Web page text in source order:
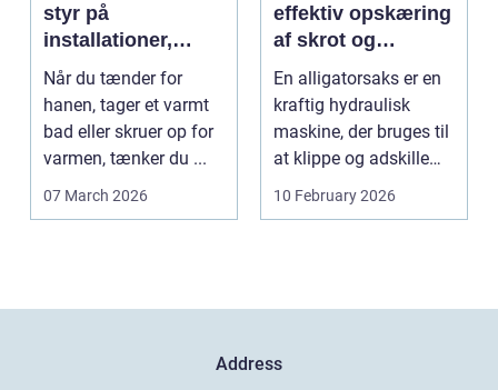
styr på
installationer,
komfort og
energiforbrug
Når du tænder for
hanen, tager et varmt
bad eller skruer op for
varmen, tænker du ...
07 March 2026
effektiv opskæring
af skrot og
metaller
En alligatorsaks er en
kraftig hydraulisk
maskine, der bruges til
at klippe og adskille
forskellige ...
10 February 2026
Address